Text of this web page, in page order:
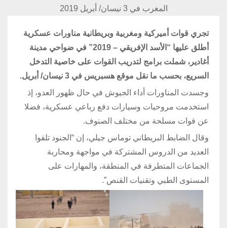
المغرب في 3 نيسان/ أبريل 2019
تجري قوات أميركية ومغربية وبريطانية مناورات عسكرية
أطلق عليها “الأسد الإفريقي – 2019” في ضواحي مدينة
أغادير، شملت برامج لتدريب القوات على خاصية التدخل
السريع، بحسب ما نقل موقع هسبريس في 3 نيسان/ أبريل.
وجسدت المناورات أداء الجيوش في حال ظهور العدو، إذ
استخدمت مروحيات وسيارات دفع رباعي عسكرية، فضلا
عن قوات مسلحة من مختلف الصنوف.
وقال الضابط البريطاني توماس جيلي، إن “الجنود تلقوا
العديد من الدروس المشتركة في مواجهة ومحاربة
الجماعات المتطرفة في المنطقة، والمهارات على
المستوى الطبي وتقنيات القنص”.